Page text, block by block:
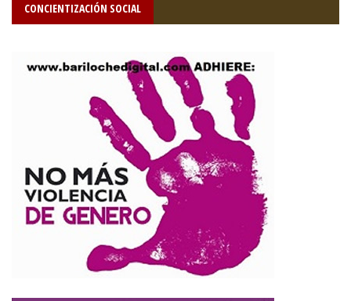
CONCIENTIZACIÓN SOCIAL